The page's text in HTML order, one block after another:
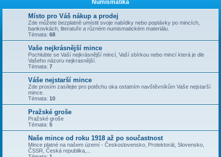
Numismatika
Místo pro Váš nákup a prodej
Zde můžete bezplatně umístit svoje nabídky nebo poptávky po mincích,
bankovkách, literatuře a různém numismatickém materiálu.
Témata: 68
Vaše nejkrásnější mince
Pochlubte se Vaší nejkrásnější mincí, Vaší sbírkou nebo mincí která je dle
Vašeho názoru nejkrasnější.
Témata: 7
Váše nejstarší mince
Zde prosím zasílejte pro potěchu oka ostatním navštěvníkům Vaše nejstarší
mince.
Témata: 10
Pražské groše
Pražské groše
Témata: 5
Naše mince od roku 1918 až po součastnost
Mince platné na našem území - Československo, Protektorát, Slovensko,
ČSSR, Česká republika,...